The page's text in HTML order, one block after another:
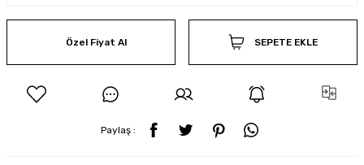
Özel Fiyat Al SEPETE EKLE
Paylaş :